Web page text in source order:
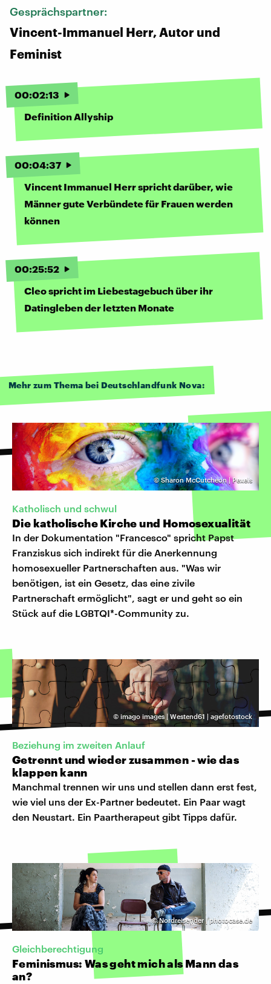
Gesprächspartner:
Vincent-Immanuel Herr, Autor und
Feminist
00:02:13
Definition Allyship
00:04:37
Vincent Immanuel Herr spricht darüber, wie
Männer gute Verbündete für Frauen werden
können
00:25:52
Cleo spricht im Liebestagebuch über ihr
Datingleben der letzten Monate
Mehr zum Thema bei Deutschlandfunk Nova:
©Sharon McCutcheon | Pexels
Katholisch und schwul
Die katholische Kirche und Homosexualität
In der Dokumentation "Francesco" spricht Papst
Franziskus sich indirekt für die Anerkennung
homosexueller Partnerschaften aus. "Was wir
benötigen, ist ein Gesetz, das eine zivile
Partnerschaft ermöglicht", sagt er und geht so ein
Stück auf die LGBTQI*-Community zu.
© imago images | Westend61 | agefotostock
Beziehung im zweiten Anlauf
Getrennt und wieder zusammen - wie das
klappen kann
Manchmal trennen wir uns und stellen dann erst fest,
wie viel uns der Ex-Partner bedeutet. Ein Paar wagt
den Neustart. Ein Paartherapeut gibt Tipps dafür.
©Nordreisender | photocase.de
Gleichberechtigung
Feminismus: Was geht mich als Mann das
an?